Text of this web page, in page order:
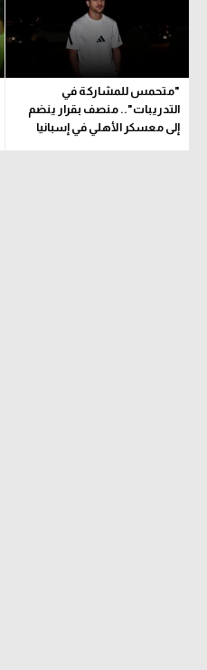
"متحمس للمشاركة في
التدريبات".. منصف بقرار ينضم
إلى معسكر الأهلي في إسبانيا